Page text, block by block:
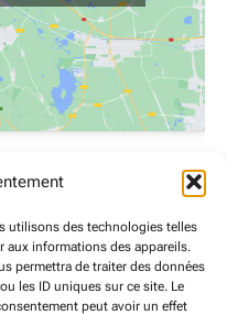
utilisons des technologies telles
aux informations des appareils.
permettra de traiter des données
les ID uniques sur ce site. Le
peut avoir un effet